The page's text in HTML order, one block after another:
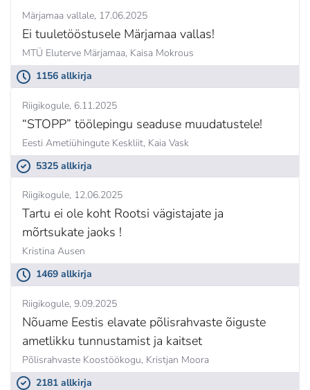
Märjamaa vallale 17.06.2025
Ei tuuletööstusele Märjamaa vallas!
MTÜ Eluterve Märjamaa, Kaisa Mokrous
1156 allkirja
Riigikogule 6.11.2025
“STOPP” töölepingu seaduse muudatustele!
Eesti Ametiühingute Keskliit, Kaia Vask
5325 allkirja
Riigikogule 12.06.2025
Tartu ei ole koht Rootsi vägistajate ja
mõrtsukate jaoks !
Kristina Ausen
1469 allkirja
Riigikogule 9.09.2025
Nõuame Eestis elavate põlisrahvaste õiguste
ametlikku tunnustamist ja kaitset
Põlisrahvaste Koostöökogu, Kristjan Moora
2181 allkirja